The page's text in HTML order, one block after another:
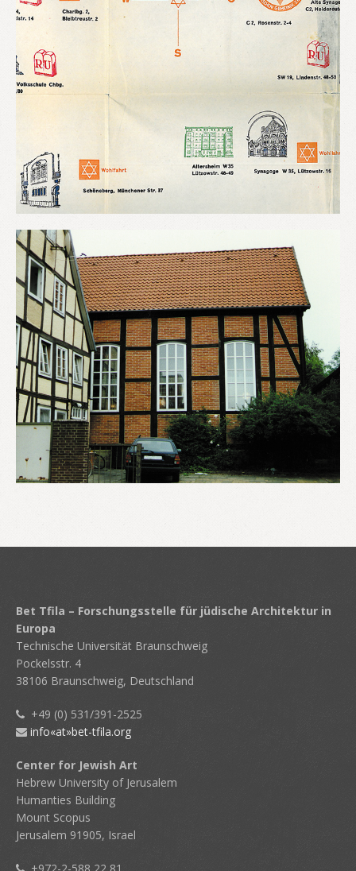
Bet Tfila – Forschungsstelle für jüdische Architektur in
Europa
Technische Universität Braunschweig
Pockelsstr. 4
38106 Braunschweig, Deutschland
+49 (0) 531/391-2525
info«at»bet-tfila.org
Center for Jewish Art
Hebrew University of Jerusalem
Humanties Building
Mount Scopus
Jerusalem 91905, Israel